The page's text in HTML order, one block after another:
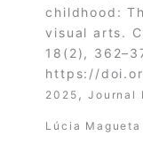
childhood:
visual arts.
18(2),
https://
2025 ,Journal
Lúcia Magueta